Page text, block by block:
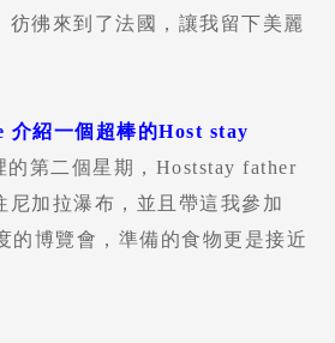
彷彿來到了法國，讓我留下美麗
介紹一個超棒的Host stay
的第二個星期，Hoststay father
尼加拉瀑布，並且帶這我參加
的博覽會，準備的食物更是接近